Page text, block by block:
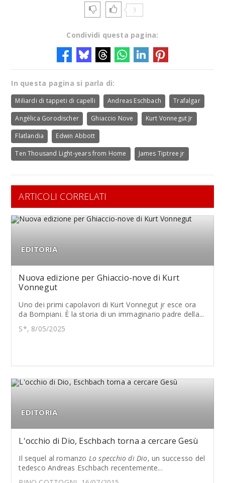
3
Condividi questa pagina:
In questa pagina si parla di:
Miliardi di tappeti di capelli Andreas Eschbach Trafalgar
Angélica Gorodischer Ghiaccio Nove Kurt Vonnegut Jr
Flatlandia Edwin Abbott
Ten Thousand Light-years from Home James Tiptree jr
ARTICOLI CORRELATI
EDITORIA
Nuova edizione per Ghiaccio-nove di Kurt
Vonnegut
Uno dei primi capolavori di Kurt Vonnegut jr esce ora
da Bompiani. È la storia di un immaginario padre della...
S*, 8/05/2025
EDITORIA
L'occhio di Dio, Eschbach torna a cercare Gesù
Il sequel al romanzo Lo specchio di Dio, un successo del
tedesco Andreas Eschbach recentemente...